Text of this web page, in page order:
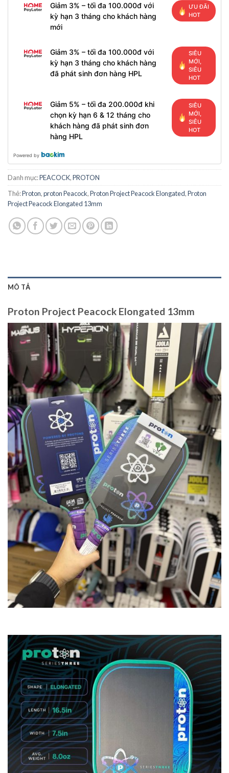
Giảm 3% – tối đa 100.000đ với
kỳ hạn 3 tháng cho khách hàng
mới
ƯU ĐÃI
HOT
Giảm 3% – tối đa 100.000đ với
kỳ hạn 3 tháng cho khách hàng
đã phát sinh đơn hàng HPL
SIÊU
MỚI,
SIÊU
HOT
Giảm 5% – tối đa 200.000đ khi
chọn kỳ hạn 6 & 12 tháng cho
khách hàng đã phát sinh đơn
hàng HPL
SIÊU
MỚI,
SIÊU
HOT
Powered by
Danh mục:PEACOCK,PROTON
Thẻ:Proton,proton Peacock,Proton Project Peacock Elongated,Proton
Project Peacock Elongated 13mm
MÔ TẢ
Proton Project Peacock Elongated 13mm